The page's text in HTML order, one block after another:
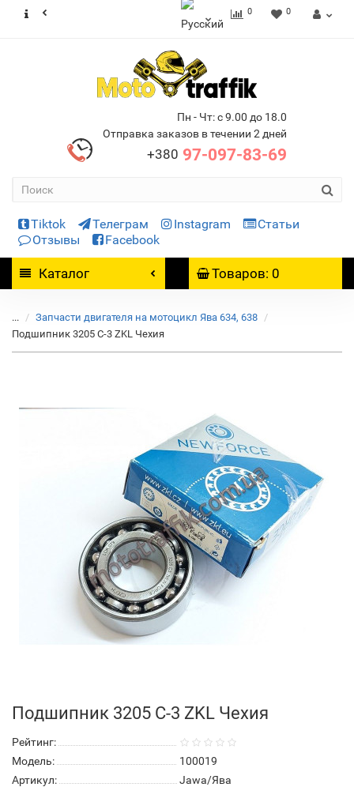
0 0
Пн - Чт: с 9.00 до 18.0
Отправка заказов в течении 2 дней
+380 97-097-83-69
Tiktok Телеграм Instagram
Статьи
Отзывы
Facebook
Каталог Товаров: 0
...
Запчасти двигателя на мотоцикл Ява 634, 638
Подшипник 3205 С-3 ZKL Чехия
Подшипник 3205 С-3 ZKL Чехия
Рейтинг:
Модель:
100019
Артикул:
Jawa/Ява